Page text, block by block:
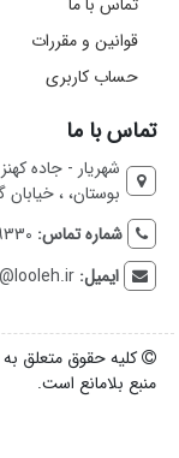
قوانین و مقررات
حساب کاربری
تماس با ما
شهریار - جاده
بوستان، ، خیابان گلستان
شماره تماس:
ایمیل:
کلیه حقوق متعلق
منبع بلامانع است.